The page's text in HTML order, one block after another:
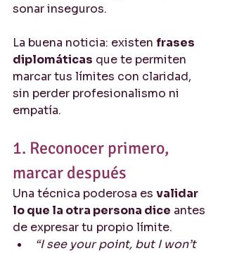
sonar inseguros.
La buena noticia: existen frases
diplomáticas que te permiten
marcar tus límites con claridad,
sin perder profesionalismo ni
empatía.
1. Reconocer primero,
marcar después
Una técnica poderosa es validar
lo que la otra persona dice antes
de expresar tu propio límite.
“I see your point, but I won’t